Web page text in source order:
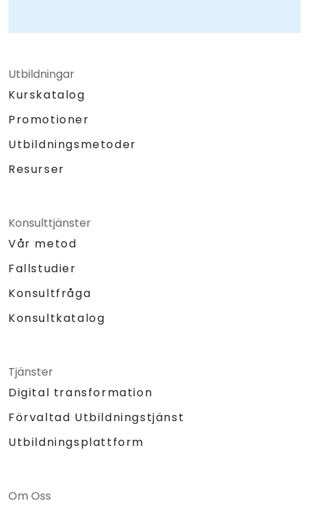
Utbildningar
Kurskatalog
Promotioner
Utbildningsmetoder
Resurser
Konsulttjänster
Vår metod
Fallstudier
Konsultfråga
Konsultkatalog
Tjänster
Digital transformation
Förvaltad Utbildningstjänst
Utbildningsplattform
Om Oss